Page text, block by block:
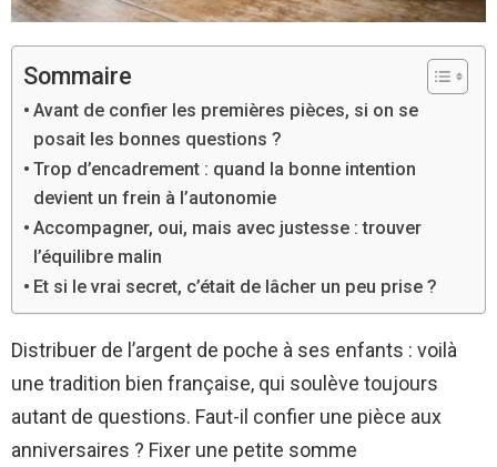
Sommaire
Avant de confier les premières pièces, si on se
posait les bonnes questions ?
Trop d’encadrement : quand la bonne intention
devient un frein à l’autonomie
Accompagner, oui, mais avec justesse : trouver
l’équilibre malin
Et si le vrai secret, c’était de lâcher un peu prise ?
Distribuer de l’argent de poche à ses enfants : voilà
une tradition bien française, qui soulève toujours
autant de questions. Faut-il confier une pièce aux
anniversaires ? Fixer une petite somme